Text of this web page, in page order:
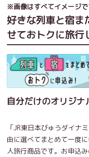
※画像はすべてイメージで
好きな列車と宿ま
せておトクに旅行
自分だけのオリジナ
「JR東日本びゅうダイナ
由に選べてまとめて一度
人旅行商品です。お申込